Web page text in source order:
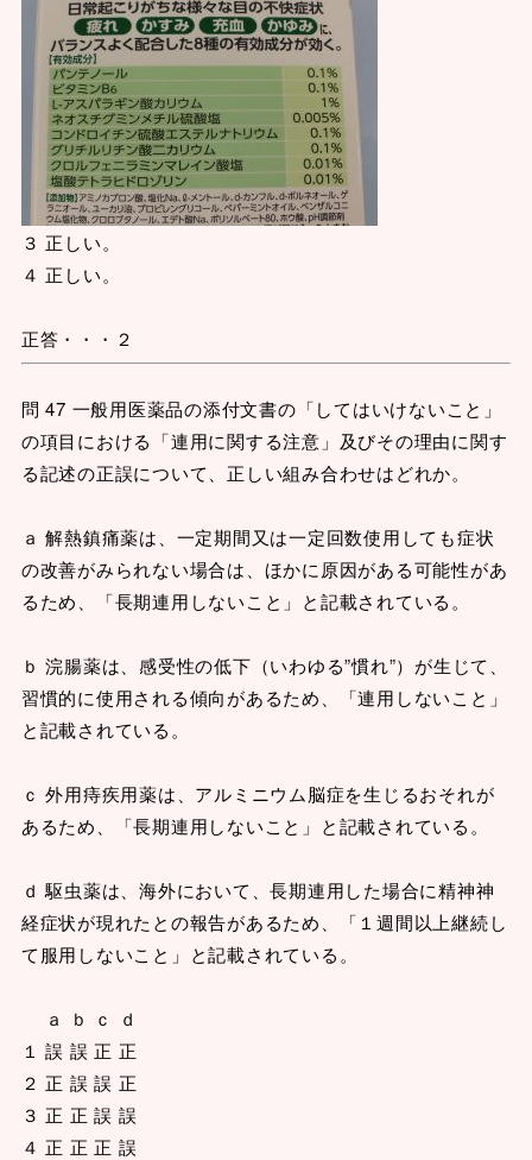
３ 正しい。
４ 正しい。
正答・・・２
問 47 一般用医薬品の添付文書の「してはいけないこと」
の項目における「連用に関する注意」及びその理由に関す
る記述の正誤について、正しい組み合わせはどれか。
ａ 解熱鎮痛薬は、一定期間又は一定回数使用しても症状
の改善がみられない場合は、ほかに原因がある可能性があ
るため、「長期連用しないこと」と記載されている。
ｂ 浣腸薬は、感受性の低下（いわゆる”慣れ”）が生じて、
習慣的に使用される傾向があるため、「連用しないこと」
と記載されている。
ｃ 外用痔疾用薬は、アルミニウム脳症を生じるおそれが
あるため、「長期連用しないこと」と記載されている。
ｄ 駆虫薬は、海外において、長期連用した場合に精神神
経症状が現れたとの報告があるため、「１週間以上継続し
て服用しないこと」と記載されている。
ａ ｂ ｃ ｄ
１ 誤 誤 正 正
２ 正 誤 誤 正
３ 正 正 誤 誤
４ 正 正 正 誤